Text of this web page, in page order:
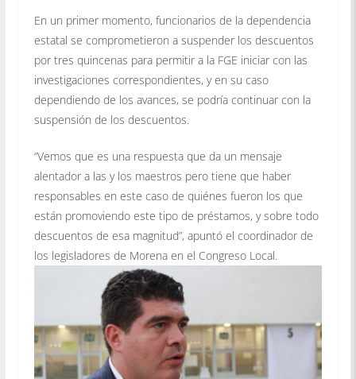
En un primer momento, funcionarios de la dependencia
estatal se comprometieron a suspender los descuentos
por tres quincenas para permitir a la FGE iniciar con las
investigaciones correspondientes, y en su caso
dependiendo de los avances, se podría continuar con la
suspensión de los descuentos.
“Vemos que es una respuesta que da un mensaje
alentador a las y los maestros pero tiene que haber
responsables en este caso de quiénes fueron los que
están promoviendo este tipo de préstamos, y sobre todo
descuentos de esa magnitud”, apuntó el coordinador de
los legisladores de Morena en el Congreso Local.